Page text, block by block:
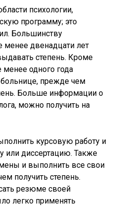
психологии,
программу; это
Большинству
менее двенадцати лет
степень. Кроме
менее одного года
прежде чем
Больше информации о
можно получить на
курсовую работу и
или диссертацию. Также
и выполнить все свои
получить степень.
резюме своей
легко применять